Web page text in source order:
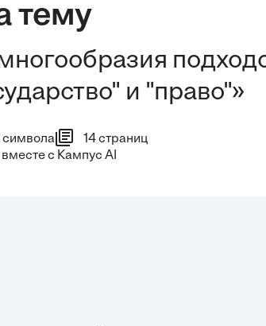
тему
и "право"»
14 страниц
с Кампус AI